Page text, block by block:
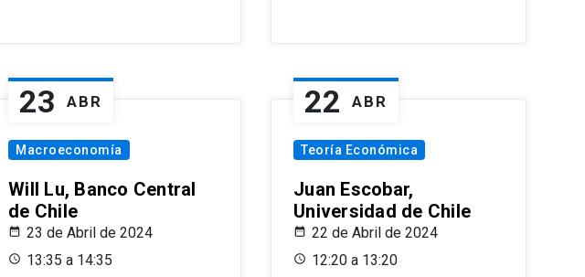
23 ABR
Macroeconomía
Will Lu, Banco Central
de Chile
23 de Abril de 2024
13:35 a 14:35
22 ABR
Teoría Económica
Juan Escobar,
Universidad de Chile
22 de Abril de 2024
12:20 a 13:20